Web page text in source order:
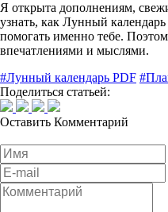
Я открыта дополнениям,
узнать, как Лунный
помогать именно тебе.
впечатлениями и мыслями.
#Лунный календарь PDF
Поделиться статьей:
Оставить Комментарий